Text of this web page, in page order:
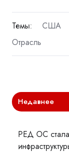
Темы: США
Отрасль
Недавнее
РЕД ОС стала